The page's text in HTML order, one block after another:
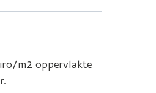
m2 oppervlakte